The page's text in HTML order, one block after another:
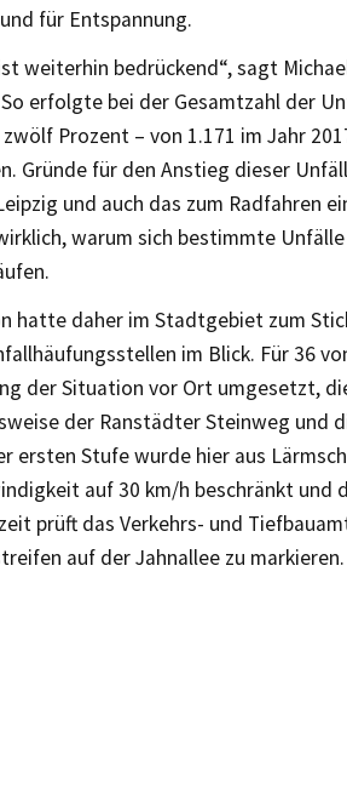
für Entspannung.
weiterhin bedrückend“, sagt
erfolgte bei der Gesamtzahl der
Prozent – von 1.171 im Jahr
Gründe für den Anstieg dieser
und auch das zum Radfahren
warum sich bestimmte
hatte daher im Stadtgebiet zum
im Blick. Für 36
der Situation vor Ort umgesetzt,
der Ranstädter Steinweg und
ersten Stufe wurde hier aus
auf 30 km/h beschränkt und
prüft das Verkehrs- und
auf der Jahnallee zu markieren.